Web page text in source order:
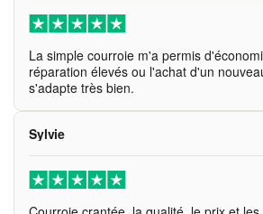
La simple courroie m'a permis
réparation élevés ou l'achat d'un
s'adapte très bien.
Sylvie